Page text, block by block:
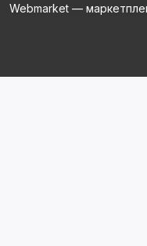
Webmarket —